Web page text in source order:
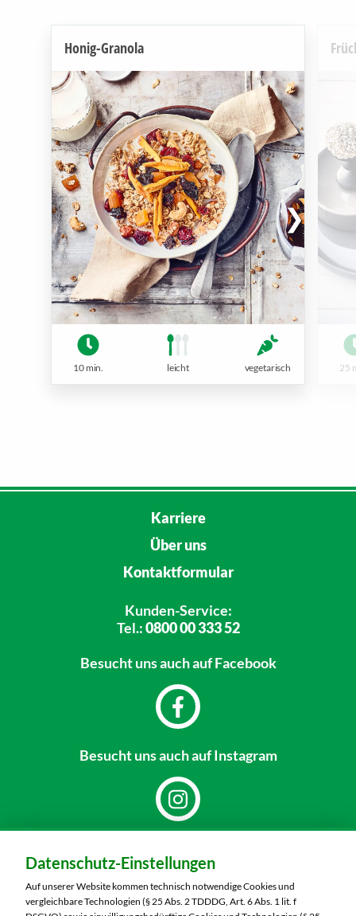
Honig-Granola
10 min. leicht vegetarisch 25
Karriere
Über uns
Kontaktformular
Kunden-Service:
Tel.:0800 00 333 52
Besucht unsauch auf Facebook
Besucht unsauch auf Instagram
MARKTKAUF Bautzen
Niederkainaer Straße 14
02625 Bautzen
Datenschutz-Einstellungen
Auf unserer Website kommen technisch notwendige Cookies und
vergleichbare Technologien (§ 25 Abs. 2 TDDDG, Art. 6 Abs. 1 lit. f